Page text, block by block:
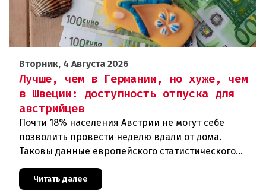
Вторник, 4 Августа 2026
Лучше, чем в Германии, но хуже, чем
в Швеции: доступность отпуска для
австрийцев
Почти 18% населения Австрии не могут себе
позволить провести неделю вдали от дома.
Таковы данные европейского статистического
агентства Eurostat за 2025 год. И хотя ситуация в
стране выглядит лучше ср
Читать далее